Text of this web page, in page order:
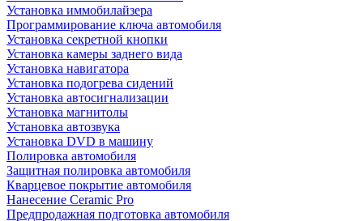
Установка иммобилайзера
Программирование ключа автомобиля
Установка секретной кнопки
Установка камеры заднего вида
Установка навигатора
Установка подогрева сидений
Установка автосигнализации
Установка магнитолы
Установка автозвука
Установка DVD в машину
Полировка автомобиля
Защитная полировка автомобиля
Кварцевое покрытие автомобиля
Нанесение Ceramic Pro
Предпродажная подготовка автомобиля